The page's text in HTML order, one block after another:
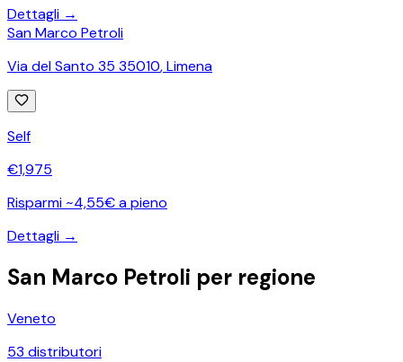
Dettagli →
San Marco Petroli
Via del Santo 35 35010,Limena
Self
€1,975
Risparmi ~4,55€ a pieno
Dettagli →
San Marco Petroli per regione
Veneto
53 distributori